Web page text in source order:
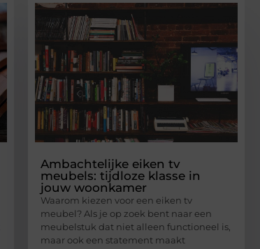
Ambachtelijke eiken tv
meubels: tijdloze klasse in
jouw woonkamer
Waarom kiezen voor een eiken tv
meubel? Als je op zoek bent naar een
meubelstuk dat niet alleen functioneel is,
maar ook een statement maakt